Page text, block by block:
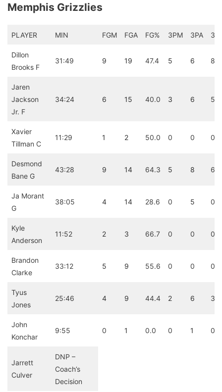
Memphis Grizzlies
PLAYER MIN FGM FGA FG% 3PM 3PA
Dillon
Brooks F
31:49 9 19 47.4 5 6
Jaren
Jackson
Jr. F
34:24 6 15 40.0 3 6
Xavier
Tillman C
11:29 1 2 50.0 0 0 0.0
Desmond
Bane G
43:28 9 14 64.3 5 8
Ja Morant
G
38:05 4 14 28.6 0 5 0.0
Kyle
Anderson
11:52 2 3 66.7 0 0 0.0
Brandon
Clarke
33:12 5 9 55.6 0 0 0.0
Tyus
Jones
25:46 4 9 44.4 2 6
John
Konchar
9:55 0 1 0.0 0 1 0.0
Jarrett
Culver
DNP –
Coach’s
Decision